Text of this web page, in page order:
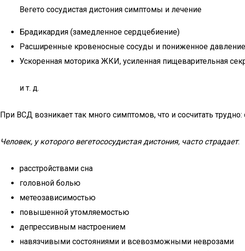
Вегето сосудистая дистония симптомы и лечение
Брадикардия (замедленное сердцебиение)
Расширенные кровеносные сосуды и пониженное давление
Ускоренная моторика ЖКИ, усиленная пищеварительная
и т. д.
При ВСД возникает так много симптомов, что и сосчитать трудно:
Человек, у которого вегетососудистая дистония, часто страдает:
расстройствами сна
головной болью
метеозависимостью
повышенной утомляемостью
депрессивным настроением
навязчивыми состояниями и всевозможными неврозами